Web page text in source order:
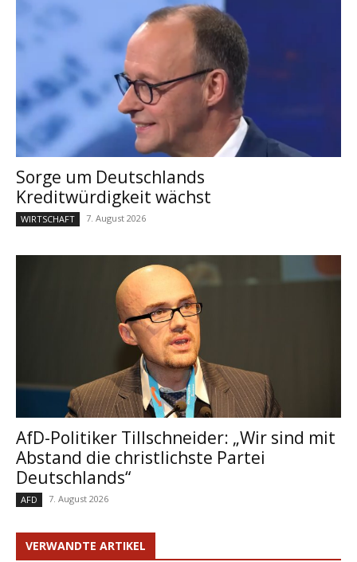
Sorge um Deutschlands
Kreditwürdigkeit wächst
WIRTSCHAFT 7. August 2026
AfD-Politiker Tillschneider: „Wir sind mit
Abstand die christlichste Partei
Deutschlands“
AFD 7. August 2026
VERWANDTE ARTIKEL